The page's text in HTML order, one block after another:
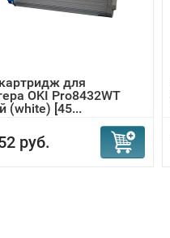
для
OKI Pro8432WT
(white) [45...
руб.